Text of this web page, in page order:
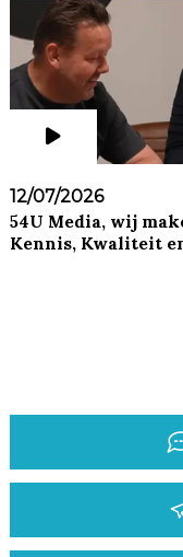
12/07/2026
54U Media, wij
Kennis, Kwaliteit